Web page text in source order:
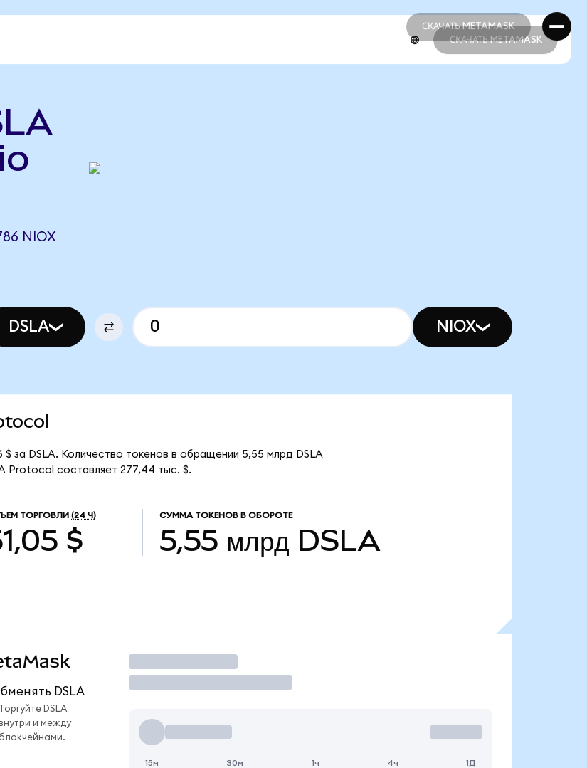
СКАЧАТЬ METAMASK
СКАЧАТЬ METAMASK
СКАЧАТЬ METAMASK
NIOX
DSLA NIOX
за DSLA. Количество токенов в обращении 5,55 млрд DSLA
Protocol составляет 277,44 тыс. $.
ТОРГОВЛИ (24 Ч)
$
СУММА ТОКЕНОВ В ОБОРОТЕ
5,55 млрд DSLA
DSLA
Торгуйте DSLA
и между
Торговать
15м 30м 1ч 4ч 1Д